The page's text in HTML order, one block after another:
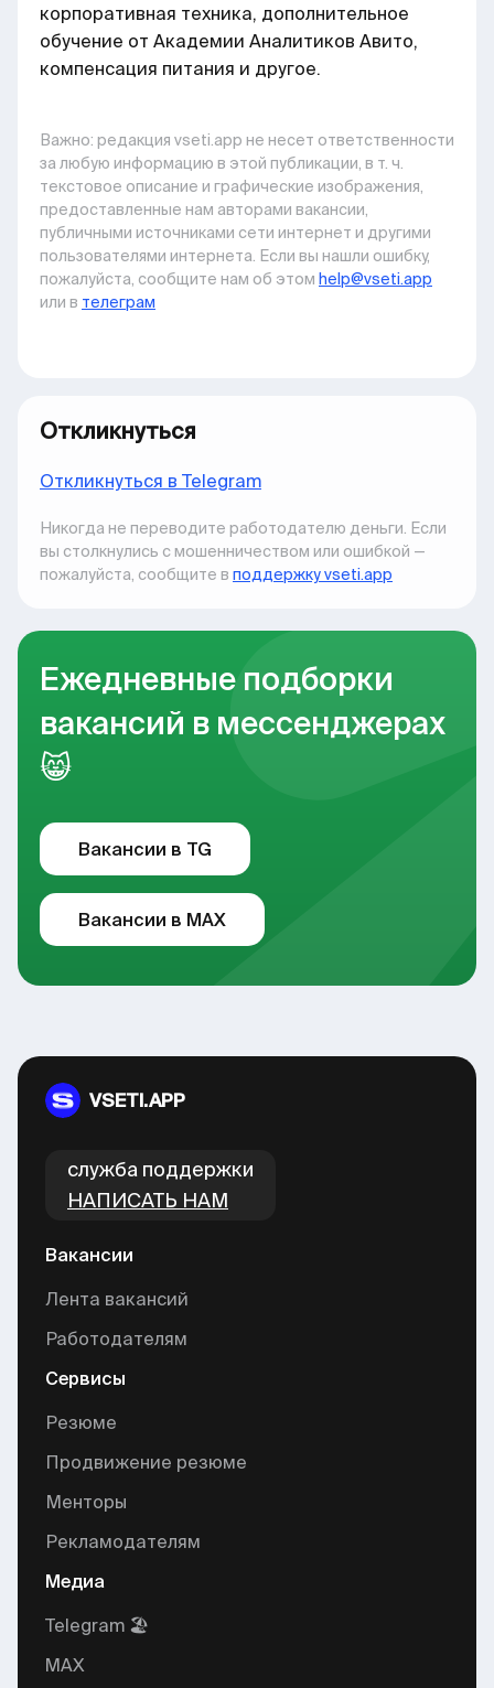
корпоративная техника, дополнительное
обучение от Академии Аналитиков Авито,
компенсация питания и другое.
Важно: pедакция vseti.app не несет ответственности
за любую информацию в этой публикации, в т. ч.
текстовое описание и графические изображения,
предоставленные нам авторами вакансии,
публичными источниками сети интернет и другими
пользователями интернета. Если вы нашли ошибку,
пожалуйста, сообщите нам об этом help@vseti.app
или в телеграм
Откликнуться
Откликнуться в Telegram
Никогда не переводите работодателю деньги. Если
вы столкнулись с мошенничеством или ошибкой —
пожалуйста, сообщите в поддержку vseti.app
Ежедневные подборки
вакансий в мессенджерах
😸
Вакансии в TG
Вакансии в MAX
VSETI.APP
cлужба поддержки
НАПИСАТЬ НАМ
Вакансии
Лента вакансий
Работодателям
Сервисы
Резюме
Продвижение резюме
Менторы
Рекламодателям
Медиа
Telegram 🏖
MAX